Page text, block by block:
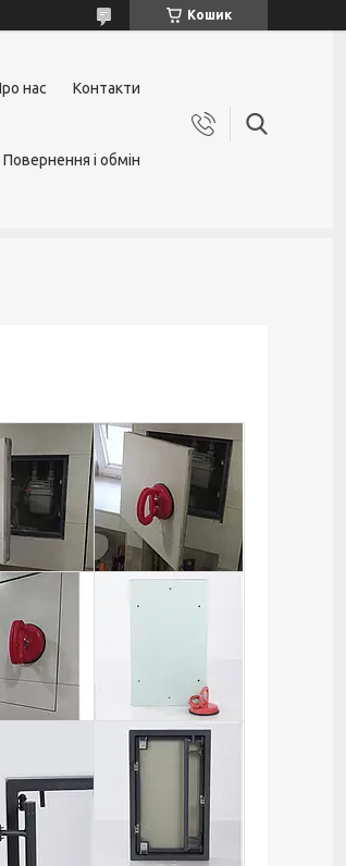
Кошик
нас Контакти
Повернення і обмін